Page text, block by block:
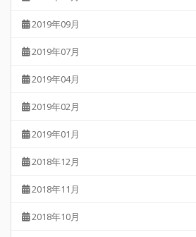
2019年09月
2019年07月
2019年04月
2019年02月
2019年01月
2018年12月
2018年11月
2018年10月